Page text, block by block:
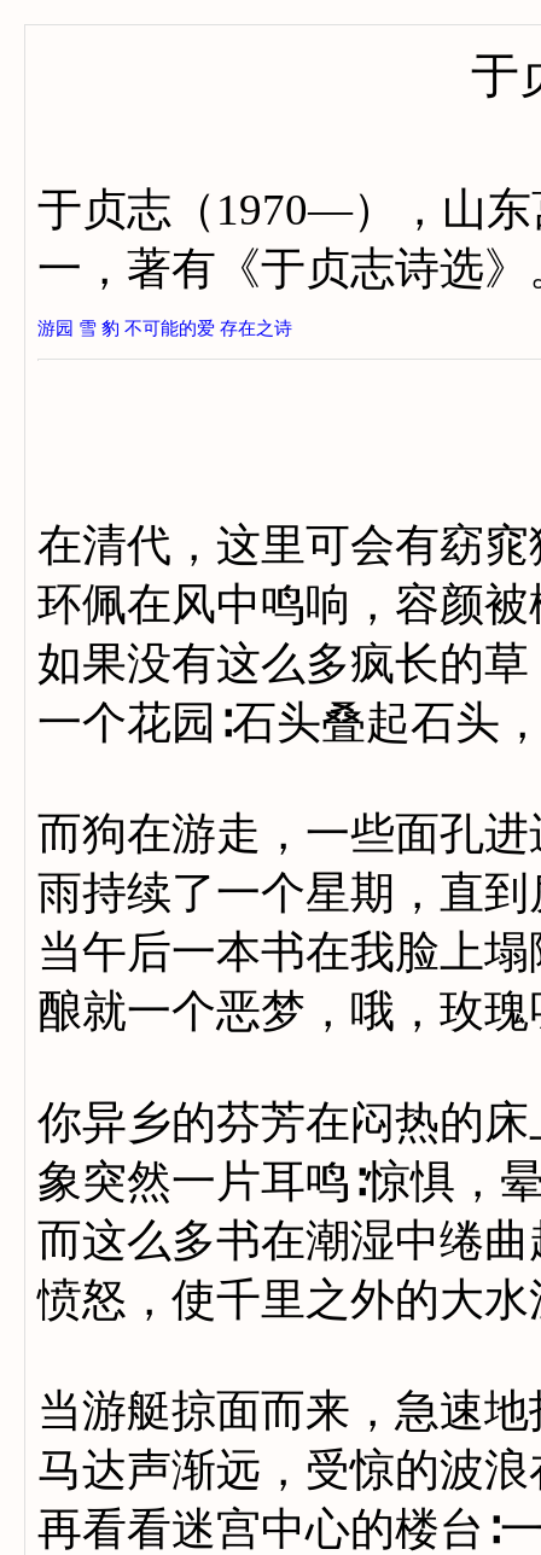
于
于贞志（1970—），山
一，著有《于贞志诗选》
游园 雪 豹 不可能的爱 存在之诗
在清代，这里可会有窈窕
环佩在风中鸣响，容颜
如果没有这么多疯长的
一个花园∶石头叠起石头
而狗在游走，一些面孔
雨持续了一个星期，直
当午后一本书在我脸上
酿就一个恶梦，哦，玫
你异乡的芬芳在闷热的床
象突然一片耳鸣∶惊惧，
而这么多书在潮湿中绻
愤怒，使千里之外的大
当游艇掠面而来，急速
马达声渐远，受惊的波
再看看迷宫中心的楼台∶